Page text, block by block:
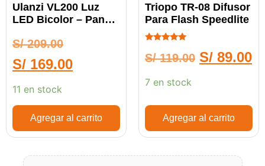
Ulanzi VL200 Luz
LED Bicolor – Panel
S/209.00
S/ 169.00
11 en stock
Agregar al carrito
Triopo TR-08 Difusor
Para Flash Speedlite
5.00
de 5
S/119.00 S/ 89.00
7 en stock
Agregar al carrito